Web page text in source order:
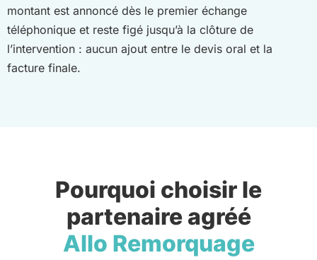
montant est annoncé dès le premier échange
téléphonique et reste figé jusqu’à la clôture de
l’intervention : aucun ajout entre le devis oral et la
facture finale.
Pourquoi choisir le
partenaire agréé
Allo Remorquage